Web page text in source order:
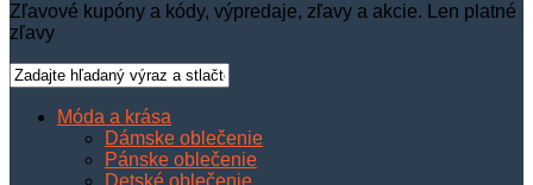
Zľavové kupóny a kódy, výpredaje, zľavy a akcie. Len platné
zľavy
Móda a krása
Dámske oblečenie
Pánske oblečenie
Detské oblečenie